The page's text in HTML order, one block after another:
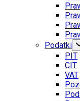
Podatki
PIT
CIT
VAT